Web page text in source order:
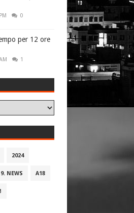
0
per 12 ore
1
2024
9. NEWS A18